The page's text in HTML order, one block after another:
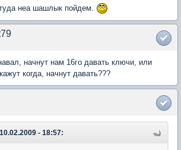
неа шашлык пойдем.
начнут нам 16го давать ключи, или
когда, начнут давать???
- 18:57: